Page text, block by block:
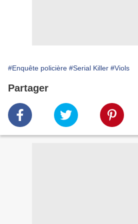
#Enquête policière #Serial Killer #Viols
Partager